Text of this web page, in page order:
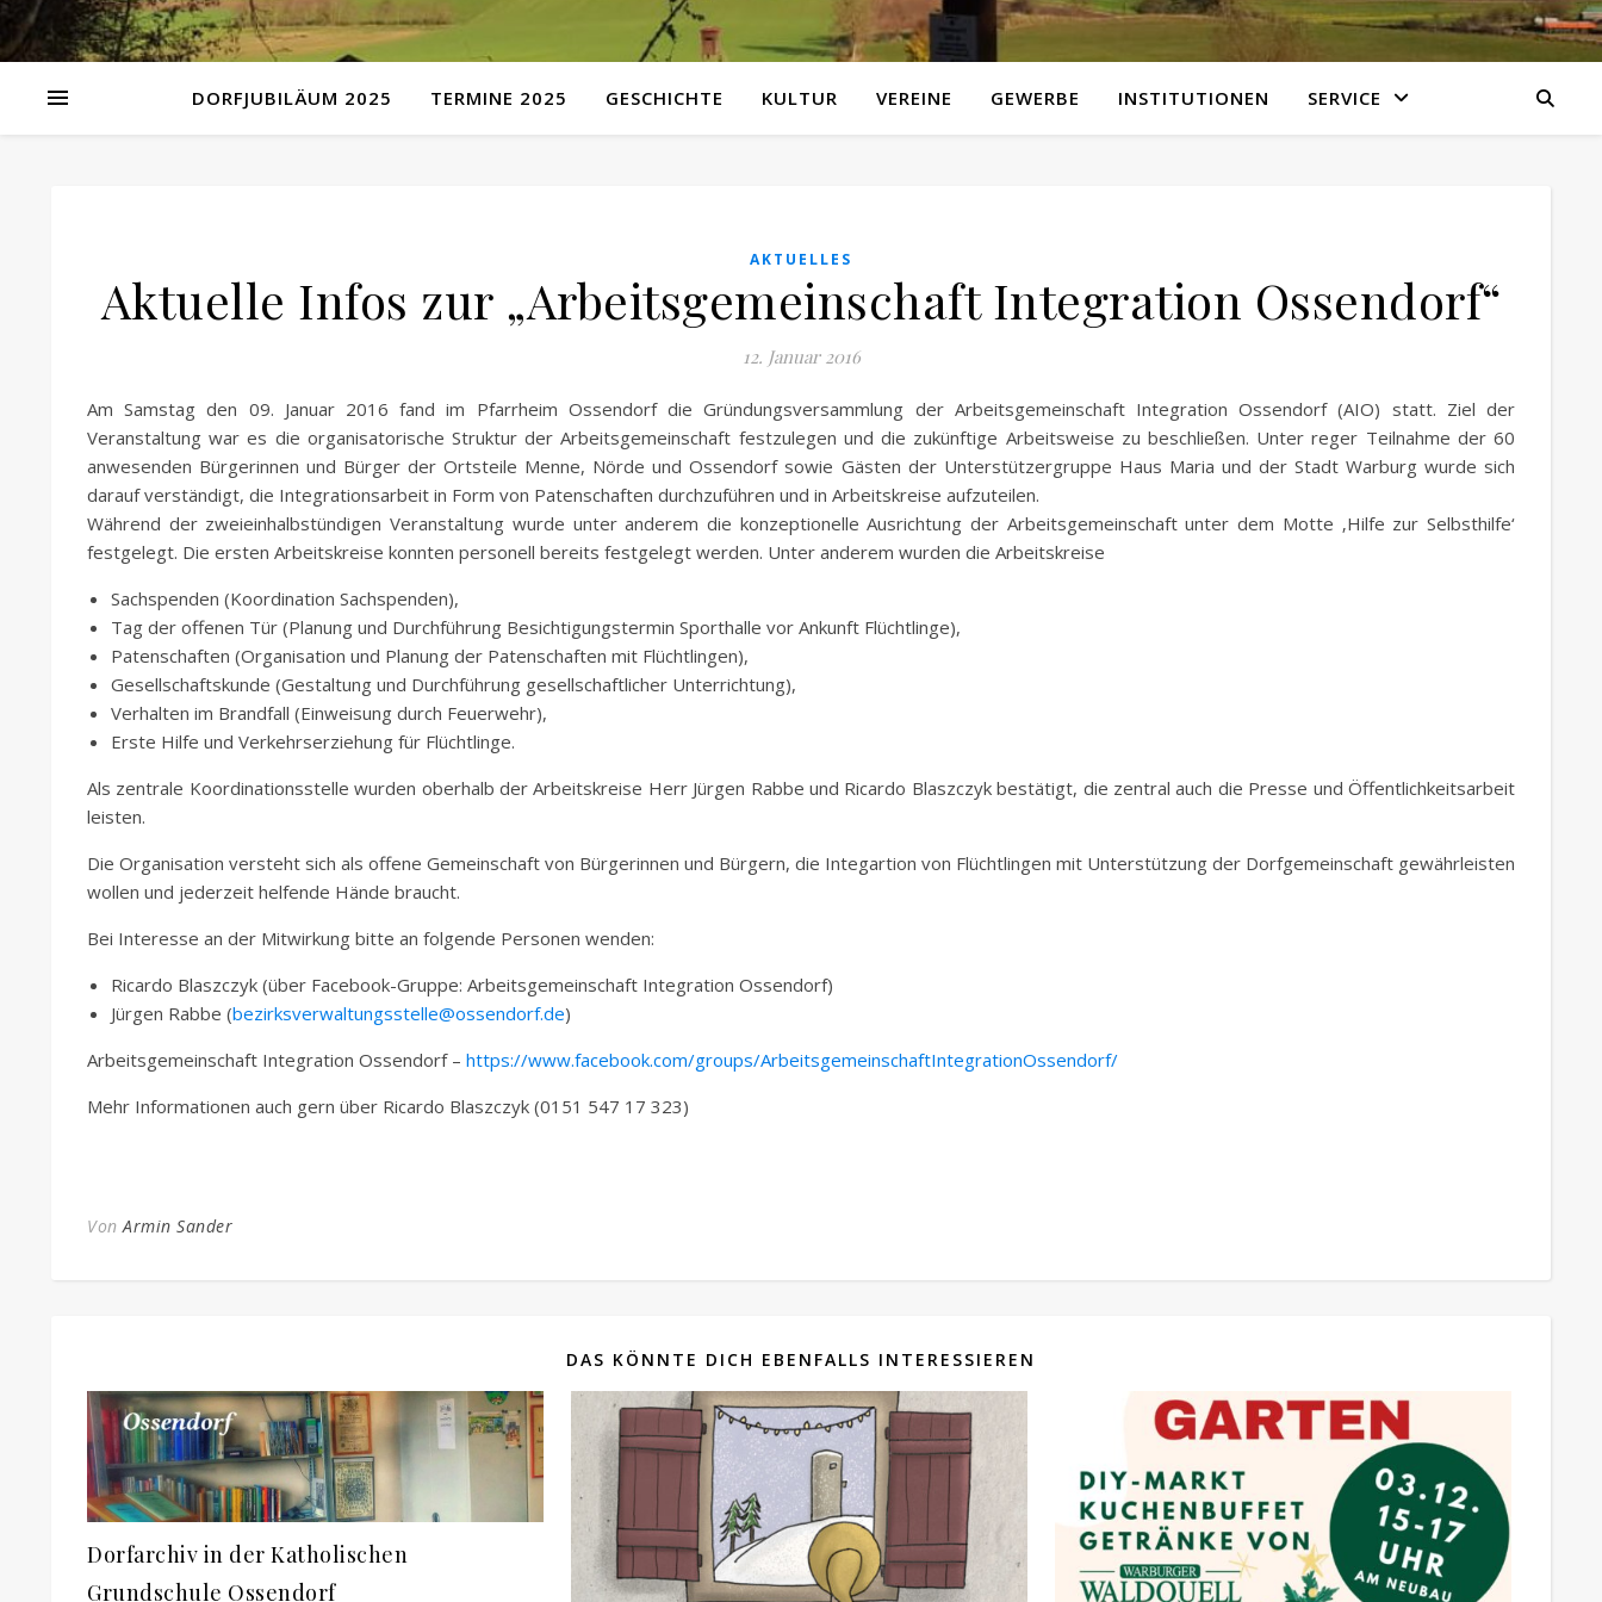
DORFJUBILÄUM 2025 TERMINE 2025 GESCHICHTE KULTUR VEREINE GEWERBE INSTITUTIONEN SERVICE
AKTUELLES
Aktuelle Infos zur „Arbeitsgemeinschaft Integration Ossendorf“
12. Januar 2016
Am Samstag den 09. Januar 2016 fand im Pfarrheim Ossendorf die Gründungsversammlung der Arbeitsgemeinschaft Integration Ossendorf (AIO) statt. Ziel der
Veranstaltung war es die organisatorische Struktur der Arbeitsgemeinschaft festzulegen und die zukünftige Arbeitsweise zu beschließen. Unter reger Teilnahme der 60
anwesenden Bürgerinnen und Bürger der Ortsteile Menne, Nörde und Ossendorf sowie Gästen der Unterstützergruppe Haus Maria und der Stadt Warburg wurde sich
darauf verständigt, die Integrationsarbeit in Form von Patenschaften durchzuführen und in Arbeitskreise aufzuteilen.
Während der zweieinhalbstündigen Veranstaltung wurde unter anderem die konzeptionelle Ausrichtung der Arbeitsgemeinschaft unter dem Motte ‚Hilfe zur Selbsthilfe‘
festgelegt. Die ersten Arbeitskreise konnten personell bereits festgelegt werden. Unter anderem wurden die Arbeitskreise
Sachspenden (Koordination Sachspenden),
Tag der offenen Tür (Planung und Durchführung Besichtigungstermin Sporthalle vor Ankunft Flüchtlinge),
Patenschaften (Organisation und Planung der Patenschaften mit Flüchtlingen),
Gesellschaftskunde (Gestaltung und Durchführung gesellschaftlicher Unterrichtung),
Verhalten im Brandfall (Einweisung durch Feuerwehr),
Erste Hilfe und Verkehrserziehung für Flüchtlinge.
Als zentrale Koordinationsstelle wurden oberhalb der Arbeitskreise Herr Jürgen Rabbe und Ricardo Blaszczyk bestätigt, die zentral auch die Presse und Öffentlichkeitsarbeit
leisten.
Die Organisation versteht sich als offene Gemeinschaft von Bürgerinnen und Bürgern, die Integartion von Flüchtlingen mit Unterstützung der Dorfgemeinschaft gewährleisten
wollen und jederzeit helfende Hände braucht.
Bei Interesse an der Mitwirkung bitte an folgende Personen wenden:
Ricardo Blaszczyk (über Facebook-Gruppe: Arbeitsgemeinschaft Integration Ossendorf)
Jürgen Rabbe (bezirksverwaltungsstelle@ossendorf.de)
Arbeitsgemeinschaft Integration Ossendorf – https://www.facebook.com/groups/ArbeitsgemeinschaftIntegrationOssendorf/
Mehr Informationen auch gern über Ricardo Blaszczyk (0151 547 17 323)
VonArmin Sander
DAS KÖNNTE DICH EBENFALLS INTERESSIEREN
Dorfarchiv in der Katholischen
Grundschule Ossendorf